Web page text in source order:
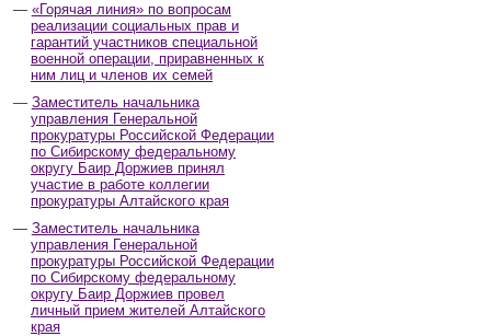
«Горячая линия» по вопросам
реализации социальных прав и
гарантий участников специальной
военной операции, приравненных к
ним лиц и членов их семей
Заместитель начальника
управления Генеральной
прокуратуры Российской Федерации
по Сибирскому федеральному
округу Баир Доржиев принял
участие в работе коллегии
прокуратуры Алтайского края
Заместитель начальника
управления Генеральной
прокуратуры Российской Федерации
по Сибирскому федеральному
округу Баир Доржиев провел
личный прием жителей Алтайского
края